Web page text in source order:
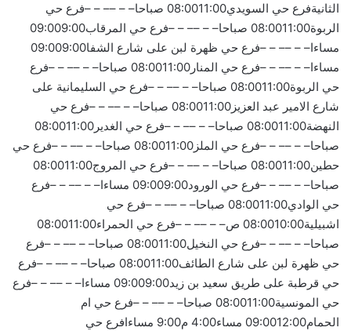
الثانيةفرع حي السويدي08:0011:00 صباحا– – –– – –فرع حي
الربوة08:0011:00 صباحا– – –– – –فرع حي المرقاب09:009:00
مساءا– – –– – –فرع حي ظهرة لبن على شارع الشفا09:009:00
مساءا– – –– – –فرع حي المنار08:0011:00 صباحا– – –– – –فرع
حي الربوة08:0011:00 صباحا– – –– – –فرع حي السليمانية على
شارع الامير عبد العزيز08:0011:00 صباحا– – –– – –فرع حي
النهضة08:0011:00 صباحا– – –– – –فرع حي الغدير08:0011:00
صباحا– – –– – –فرع حي الملز08:0011:00 صباحا– – –– – –فرع حي
حطين08:0011:00 صباحا– – –– – –فرع حي المروج08:0011:00
صباحا– – –– – –فرع حي الورود09:009:00 مساءا– – –– – –فرع
حي الوادي08:0011:00 صباحا– – –– – –فرع حي
اشبيلية08:0010:00 ص– – –– – –فرع حي الحمراء08:0011:00
صباحا– – –– – –فرع حي النخيل08:0011:00 صباحا– – –– – –فرع
حي ظهرة لبن على شارع الطائف08:0011:00 صباحا– – –– – –فرع
حي قرطبة على طريق سعيد بن زيد09:009:00 مساءا– – –– – –فرع
حي المونسية08:0011:00 صباحا– – –– – –فرع حي ام
الحمام09:0012:00 مساء4:00 م9:00 مساءافرع حي